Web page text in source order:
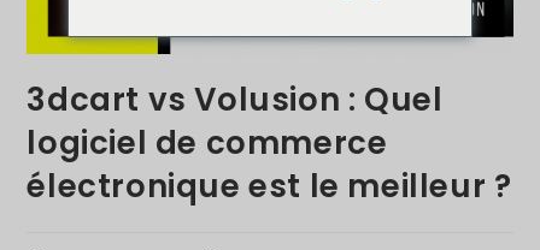
3dcart vs Volusion : Quel
logiciel de commerce
électronique est le meilleur ?